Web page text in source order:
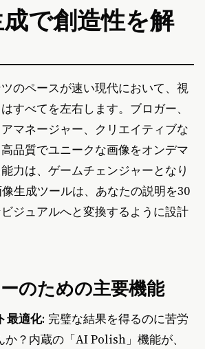
で創造性を解
のペースが速い現代において、視
すべてを左右します。ブロガー、
マネージャー、クリエイティブな
品質でユニークな画像をオンデマ
力は、ゲームチェンジャーとなり
生成ツールは、あなたの説明を30
ジュアルへと変換するように設計
のための主要機能
最適化: 完璧な結果を得るのに苦労
か？内蔵の「AI Polish」機能が、